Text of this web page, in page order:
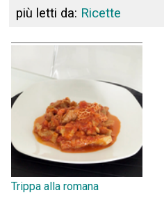
più letti da: Ricette
Trippa alla romana